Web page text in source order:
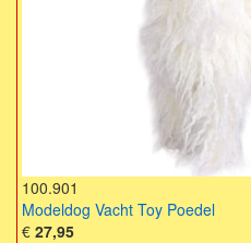
100.901
Modeldog Vacht Toy Poedel
€ 27,95